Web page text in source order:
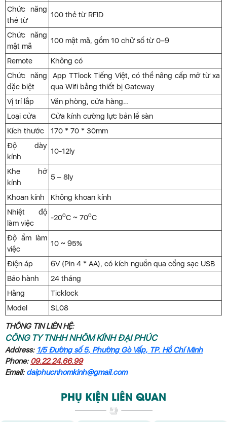
Chức năng
thẻ từ
100 thẻ từ RFID
Chức năng
mật mã
100 mật mã, gồm 10 chữ số từ 0–9
Remote
Không có
Chức năng
đặc biệt
App TTlock Tiếng Việt, có thể nâng cấp mở từ xa
qua Wifi bằng thiết bị Gateway
Vị trí lắp
Văn phòng, cửa hàng…
Loại cửa
Cửa kính cường lực bản lề sàn
Kích thước
170 * 70 * 30mm
Độ dày
kính
10-12ly
Khe hở
kính
5 – 8ly
Khoan kính
Không khoan kính
Nhiệt độ
làm việc
-20oC ~ 70oC
Độ ẩm làm
việc
10 ~ 95%
Điện áp
6V (Pin 4 * AA), có kích nguồn qua cổng sạc USB
Bảo hành
24 tháng
Hãng
Ticklock
Model
SL08
THÔNG TIN LIÊN HỆ:
CÔNG TY TNHH NHÔM KÍNH ĐẠI PHÚC
Address: 1/5 Đường số 5, Phường Gò Vấp, TP. Hồ Chí Minh
Phone: 09.22.24.66.99
Email: daiphucnhomkinh@gmail.com
PHỤ KIỆN LIÊN QUAN